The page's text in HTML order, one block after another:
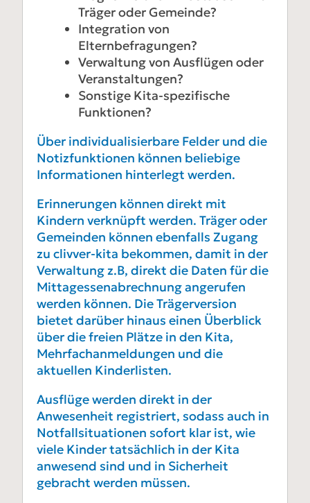
Träger oder Gemeinde?
Integration von
Elternbefragungen?
Verwaltung von Ausflügen oder
Veranstaltungen?
Sonstige Kita-spezifische
Funktionen?
Über individualisierbare Felder und die
Notizfunktionen können beliebige
Informationen hinterlegt werden.
Erinnerungen können direkt mit
Kindern verknüpft werden. Träger oder
Gemeinden können ebenfalls Zugang
zu clivver-kita bekommen, damit in der
Verwaltung z.B, direkt die Daten für die
Mittagessenabrechnung angerufen
werden können. Die Trägerversion
bietet darüber hinaus einen Überblick
über die freien Plätze in den Kita,
Mehrfachanmeldungen und die
aktuellen Kinderlisten.
Ausflüge werden direkt in der
Anwesenheit registriert, sodass auch in
Notfallsituationen sofort klar ist, wie
viele Kinder tatsächlich in der Kita
anwesend sind und in Sicherheit
gebracht werden müssen.